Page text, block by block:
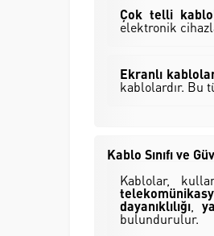
Çok telli
elektronik
Ekranlı
kablolardır. Bu
Kablo Sınıfı ve
Kablolar,
dayanıklılığı
bulundurulur.